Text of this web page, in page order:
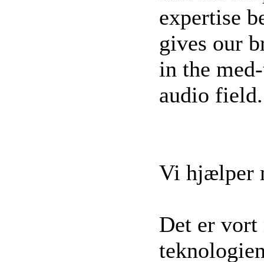
expertise
gives our
in the
audio field.
Vi hjælper
Det er